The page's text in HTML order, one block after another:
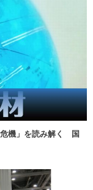
危機」を読み解く 国